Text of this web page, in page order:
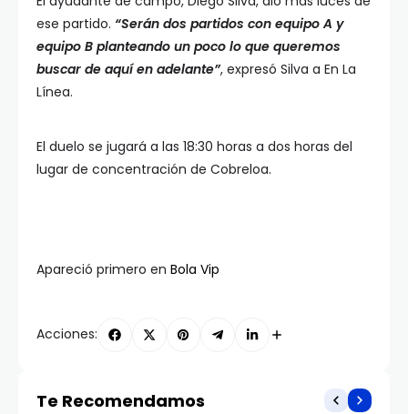
ese partido. “Serán dos partidos con equipo A y
equipo B planteando un poco lo que queremos
buscar de aquí en adelante”, expresó Silva a En La
Línea.
El duelo se jugará a las 18:30 horas a dos horas del
lugar de concentración de Cobreloa.
Apareció primero en Bola Vip
Acciones:
Te Recomendamos